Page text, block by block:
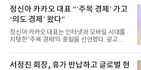
정신아 카카오 대표 “‘주목 경제’ 가고
‘의도 경제’ 왔다”
정신아 카카오 대표는 인터넷과 모바일 시대를
지탱한 '주목 경제'의 종말을 선언했다. 광고를
서정진 회장, 휴가 반납하고 글로벌 현